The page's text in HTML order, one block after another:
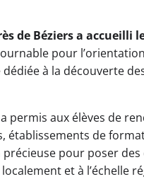
de Béziers a accueilli
pour
à la découverte
permis aux élèves de
établissements de
pour poser
et à l’échelle